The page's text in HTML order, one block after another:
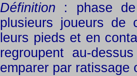
Définition : phase
plusieurs joueurs de
leurs pieds et en
regroupent au-
emparer par ratissage